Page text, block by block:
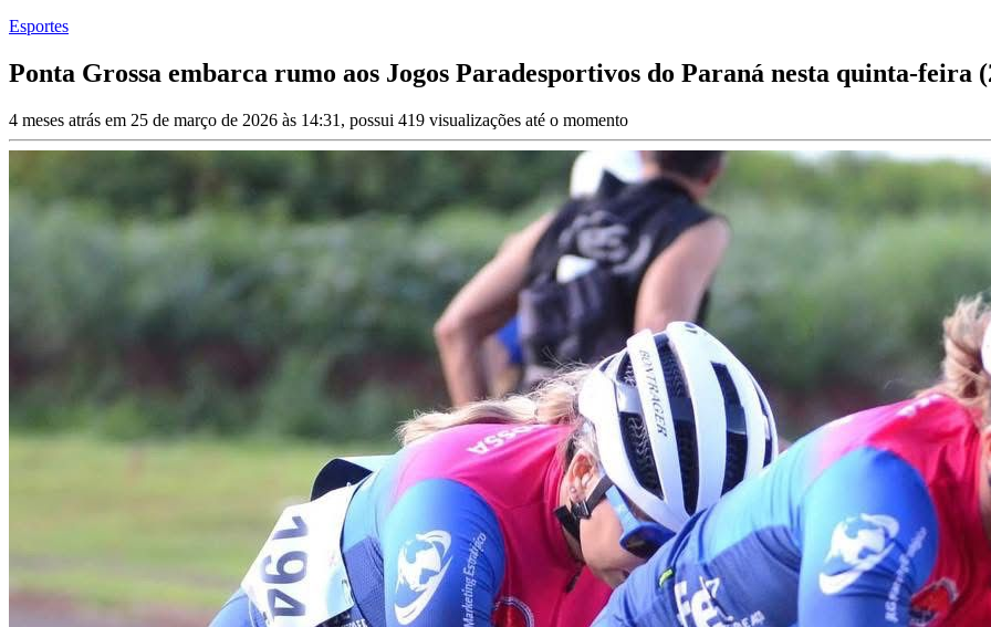
Esportes
Ponta Grossa embarca rumo aos Jogos Paradesportivos do Paraná nesta quinta-feira
4 meses atrás em 25 de março de 2026 às 14:31, possui 419 visualizações até o momento